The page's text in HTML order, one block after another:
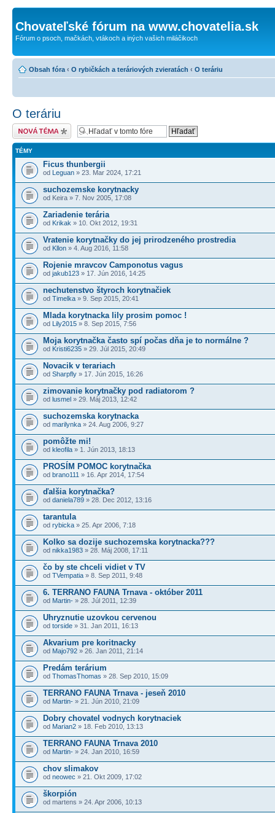
Chovateľské fórum na www.chovatelia.sk
Fórum o psoch, mačkách, vtákoch a iných vašich miláčikoch
Obsah fóra ‹ O rybičkách a teráriových zvieratách ‹ O teráriu
O teráriu
Odoslať novú tému
TÉMY
Ficus thunbergii
od Leguan » 23. Mar 2024, 17:21
suchozemske korytnacky
od Keira » 7. Nov 2005, 17:08
Zariadenie terária
od Krikak » 10. Okt 2012, 19:31
Vratenie korytnačky do jej prirodzeného prostredia
od Kllon » 4. Aug 2016, 11:58
Rojenie mravcov Camponotus vagus
od jakub123 » 17. Jún 2016, 14:25
nechutenstvo štyroch korytnačiek
od Timelka » 9. Sep 2015, 20:41
Mlada korytnacka lily prosim pomoc !
od Lily2015 » 8. Sep 2015, 7:56
Moja korytnačka často spí počas dňa je to normálne ?
od Kristi6235 » 29. Júl 2015, 20:49
Novacik v terariach
od Sharpfly » 17. Jún 2015, 16:26
zimovanie korytnačky pod radiatorom ?
od lusmel » 29. Máj 2013, 12:42
suchozemska korytnacka
od marilynka » 24. Aug 2006, 9:27
pomôžte mi!
od kleofila » 1. Jún 2013, 18:13
PROSÍM POMOC korytnačka
od brano111 » 16. Apr 2014, 17:54
ďalšia korytnačka?
od daniela789 » 28. Dec 2012, 13:16
tarantula
od rybicka » 25. Apr 2006, 7:18
Kolko sa dozije suchozemska korytnacka???
od nikka1983 » 28. Máj 2008, 17:11
čo by ste chceli vidiet v TV
od TVempatia » 8. Sep 2011, 9:48
6. TERRANO FAUNA Trnava - október 2011
od Martin- » 28. Júl 2011, 12:39
Uhryznutie uzovkou cervenou
od torside » 31. Jan 2011, 16:13
Akvarium pre koritnacky
od Majo792 » 26. Jan 2011, 21:14
Predám terárium
od ThomasThomas » 28. Sep 2010, 15:09
TERRANO FAUNA Trnava - jeseň 2010
od Martin- » 21. Jún 2010, 21:09
Dobry chovatel vodnych korytnaciek
od Marian2 » 18. Feb 2010, 13:13
TERRANO FAUNA Trnava 2010
od Martin- » 24. Jan 2010, 16:59
chov slimakov
od neowec » 21. Okt 2009, 17:02
škorpión
od martens » 24. Apr 2006, 10:13